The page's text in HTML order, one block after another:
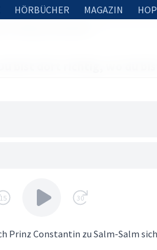
HÖRBÜCHER MAGAZIN
15 30
Prinz Constantin zu Salm-Salm